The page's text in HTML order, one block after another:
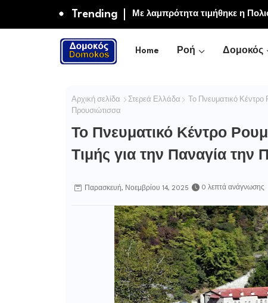
Trending Με λαμπρότητα τιμήθηκε η
Home Ροή Δομοκός
Αρχική σελίδα Στερεά Ελλάδα
Το Πνευματικό
Προυσιώτισσα
Το Πνευματικό Κέντρο
Τιμής για την Παναγία την
Παρασκευή, Νοεμβρίου 14, 2025 0 λεπτά ανάγνωσης